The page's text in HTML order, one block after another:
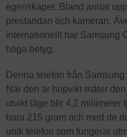
egenskaper. Bland annat
prestandan och kameran.
internationellt har Samsung
höga betyg.
Denna telefon från
När den är hopvikt mäter
utvikt läge blir 4,2 millimeter
bara 215 gram och med de
unik telefon som fungerar